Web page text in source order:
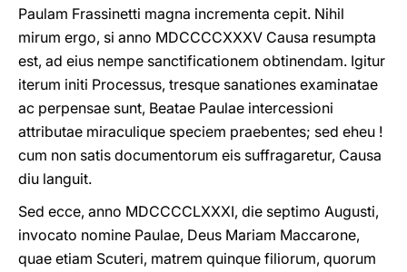
Paulam Frassinetti magna incrementa cepit. Nihil
mirum ergo, si annο MDCCCCXXXV Causa resumpta
est, ad eius nempe sanctificationem obtinendam. Igitur
iterum initi Processus, tresque sanationes examinatae
ac perpensae sunt, Beatae Paulae intercessioni
attributae miraculique speciem praebentes; sed eheu !
cum non satis documentorum eis suffragaretur, Causa
diu languit.
Sed ecce, anno MDCCCCLXXXI, die septimo Augusti,
invocato nomine Paulae, Deus Mariam Maccarone,
quae etiam Scuteri, matrem quinque filiorum, quorum